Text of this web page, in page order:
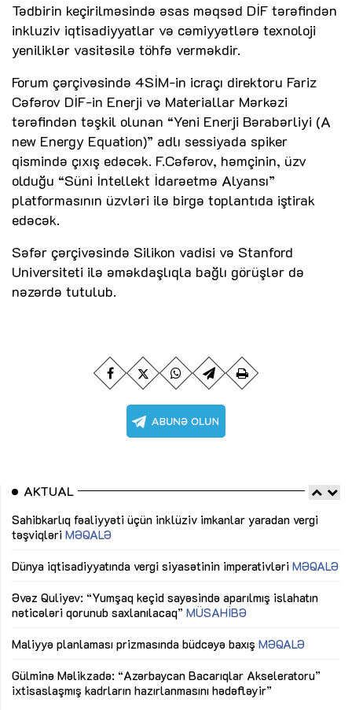
Tədbirin keçirilməsində əsas məqsəd DİF tərəfindən
inkluziv iqtisadiyyatlar və cəmiyyətlərə texnoloji
yeniliklər vasitəsilə töhfə verməkdir.
Forum çərçivəsində 4SİM-in icraçı direktoru Fariz
Cəfərov DİF-in Enerji və Materiallar Mərkəzi
tərəfindən təşkil olunan “Yeni Enerji Bərabərliyi (A
new Energy Equation)” adlı sessiyada spiker
qismində çıxış edəcək. F.Cəfərov, həmçinin, üzv
olduğu “Süni İntellekt İdarəetmə Alyansı”
platformasının üzvləri ilə birgə toplantıda iştirak
edəcək.
Səfər çərçivəsində Silikon vadisi və Stanford
Universiteti ilə əməkdaşlıqla bağlı görüşlər də
nəzərdə tutulub.
AKTUAL
Sahibkarlıq fəaliyyəti üçün inklüziv imkanlar yaradan vergi
təşviqləri MƏQALƏ
Dünya iqtisadiyyatında vergi siyasətinin imperativləri MƏQALƏ
Əvəz Quliyev: “Yumşaq keçid sayəsində aparılmış islahatın
nəticələri qorunub saxlanılacaq” MÜSAHİBƏ
Maliyyə planlaması prizmasında büdcəyə baxış MƏQALƏ
Gülminə Məlikzadə: “Azərbaycan Bacarıqlar Akseleratoru”
ixtisaslaşmış kadrların hazırlanmasını hədəfləyir”